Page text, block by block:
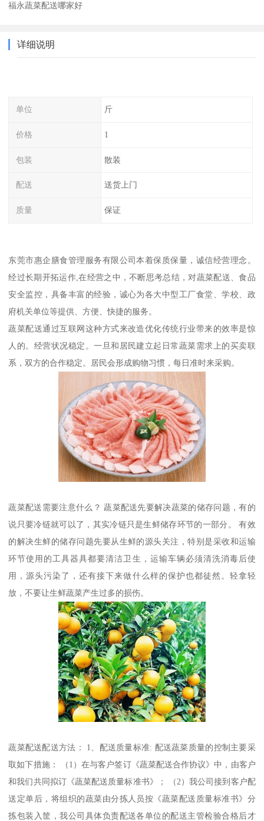
福永蔬菜配送哪家好
详细说明
单位 斤
价格 1
包装 散装
配送 送货上门
质量 保证
东莞市惠企膳食管理服务有限公司本着保质保量，诚信经营理念。
经过长期开拓运作,在经营之中，不断思考总结，对蔬菜配送、食品
安全监控，具备丰富的经验，诚心为各大中型工厂食堂、学校、政
府机关单位等提供、方便、快捷的服务。
蔬菜配送通过互联网这种方式来改造优化传统行业带来的效率是惊
人的。经营状况稳定。一旦和居民建立起日常蔬菜需求上的买卖联
系，双方的合作稳定。居民会形成购物习惯，每日准时来采购。
蔬菜配送需要注意什么？ 蔬菜配送先要解决蔬菜的储存问题，有的
说只要冷链就可以了，其实冷链只是生鲜储存环节的一部分。 有效
的解决生鲜的储存问题先要从生鲜的源头关注，特别是采收和运输
环节使用的工具器具都要清洁卫生，运输车辆必须清洗消毒后使
用，源头污染了，还有接下来做什么样的保护也都徒然。轻拿轻
放，不要让生鲜蔬菜产生过多的损伤。
蔬菜配送配送方法： 1、配送质量标准: 配送蔬菜质量的控制主要采
取如下措施： （1）在与客户签订《蔬菜配送合作协议》中，由客户
和我们共同拟订《蔬菜配送质量标准书》； （2）我公司接到客户配
送定单后，将组织的蔬菜由分拣人员按《蔬菜配送质量标准书》分
拣包装入筐，我公司具体负责配送各单位的配送主管检验合格后才